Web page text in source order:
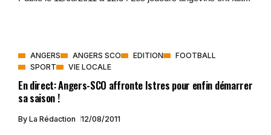
ANGERS ANGERS SCO EDITION
FOOTBALL
SPORT
VIE LOCALE
En direct: Angers-SCO affronte Istres pour enfin démarrer
sa saison !
By La Rédaction 12/08/2011